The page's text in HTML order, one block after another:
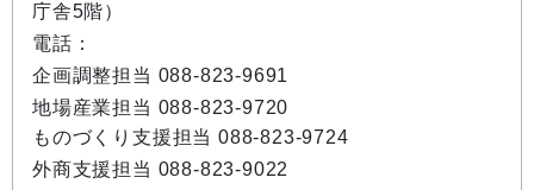
庁舎5階）
電話：
企画調整担当 088-823-9691
地場産業担当 088-823-9720
ものづくり支援担当 088-823-9724
外商支援担当 088-823-9022